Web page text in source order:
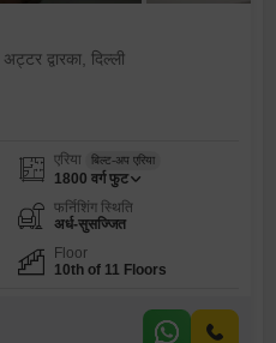
द्वारका, दिल्ली
एरिया बिल्ट-अप एरिया
1800 वर्ग फुट
फर्निशिंग स्थिति
अर्ध-सुसज्जित
Floor
10th of 11 Floors